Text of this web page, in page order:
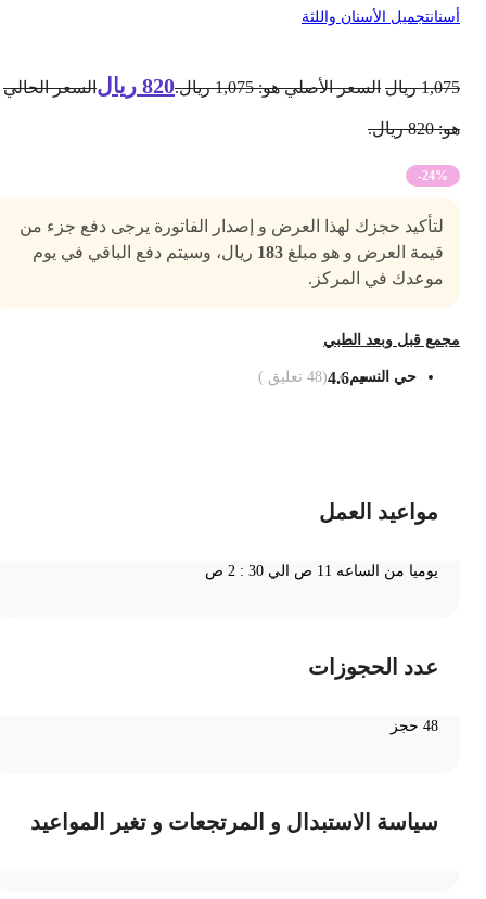
تجميل الأسنان واللثة
ريال السعر الأصلي هو: 1,075 ريال. 820 ريال السعر الحالي
-24%
لتأكيد حجزك لهذا العرض و إصدار الفاتورة يرجى دفع جزء من
قيمة العرض و هو مبلغ183 ريال، وسيتم دفع الباقي في يوم
موعدك في المركز.
قبل وبعد الطبي
حي النسيم4.6
(
48تعليق )
مواعيد العمل
يوميا من الساعه 11 ص الي 30 : 2 ص
عدد الحجوزات
سياسة الاستبدال و المرتجعات و تغير المواعيد